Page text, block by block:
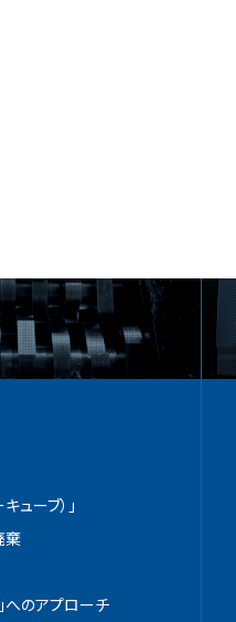
ューブ）」
棄
へのアプローチ